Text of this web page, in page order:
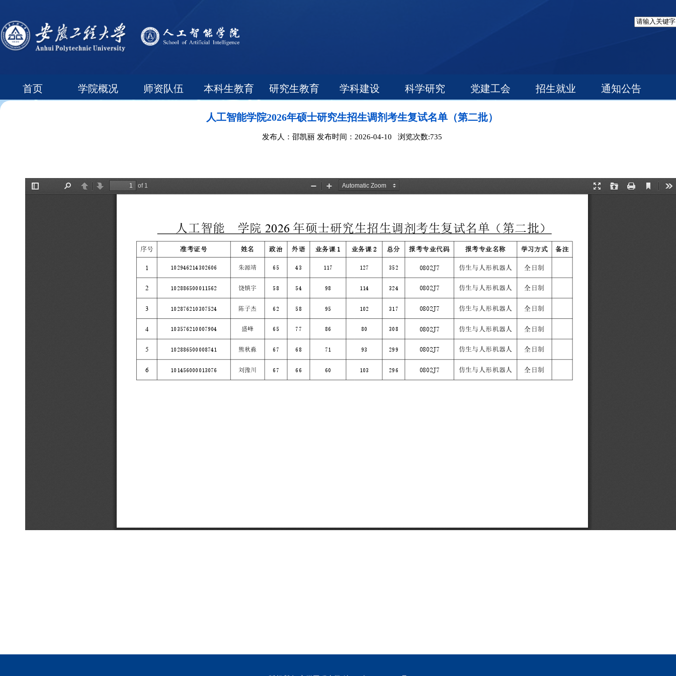
首页 学院概况 师资队伍 本科生教育 研究生教育 学科建设 科学研究 党建工会 招生就业 通知公告
人工智能学院2026年硕士研究生招生调剂考生复试名单（第二批）
发布人：邵凯丽 发布时间：2026-04-10 浏览次数:735